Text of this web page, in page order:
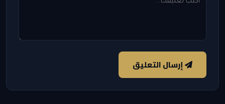
إرسال التعليق